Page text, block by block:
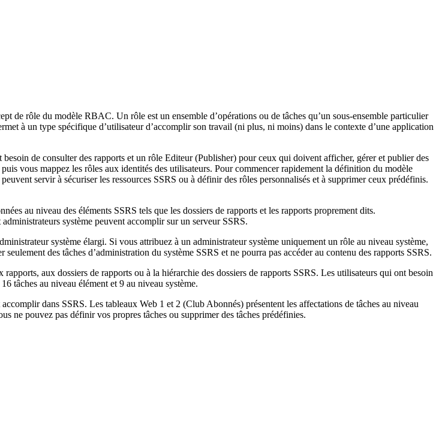
de rôle du modèle RBAC. Un rôle est un ensemble d’opérations ou de tâches qu’un sous-ensemble particulier
à un type spécifique d’utilisateur d’accomplir son travail (ni plus, ni moins) dans le contexte d’une application
de consulter des rapports et un rôle Editeur (Publisher) pour ceux qui doivent afficher, gérer et publier des
vous mappez les rôles aux identités des utilisateurs. Pour commencer rapidement la définition du modèle
servir à sécuriser les ressources SSRS ou à définir des rôles personnalisés et à supprimer ceux prédéfinis.
au niveau des éléments SSRS tels que les dossiers de rapports et les rapports proprement dits.
système peuvent accomplir sur un serveur SSRS.
système élargi. Si vous attribuez à un administrateur système uniquement un rôle au niveau système,
des tâches d’administration du système SSRS et ne pourra pas accéder au contenu des rapports SSRS.
aux dossiers de rapports ou à la hiérarchie des dossiers de rapports SSRS. Les utilisateurs qui ont besoin
tâches au niveau élément et 9 au niveau système.
dans SSRS. Les tableaux Web 1 et 2 (Club Abonnés) présentent les affectations de tâches au niveau
ne pouvez pas définir vos propres tâches ou supprimer des tâches prédéfinies.